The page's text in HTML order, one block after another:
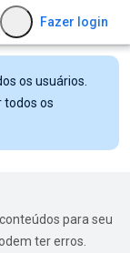
Fazer login
os usuários.
todos os
para seu
ter erros.